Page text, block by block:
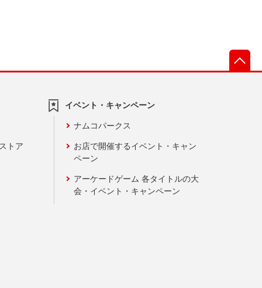
トア
イベント・キャンペーン
ナムコパークス
お店で開催するイベント・キャン
ペーン
アーケードゲーム 各タイトルの大
会・イベント・キャンペーン